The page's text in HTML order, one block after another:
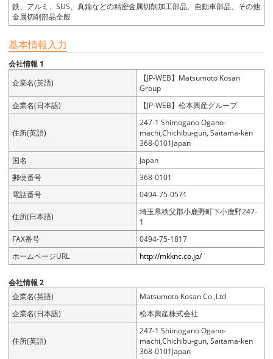
鉄、アルミ、SUS、真鍮などの精密金属切削加工部品、自動車部品、その他
金属切削部品全般
基本情報入力
会社情報 1
企業名(英語)
【JP-WEB】Matsumoto Kosan
Group
企業名(日本語)
【JP-WEB】松本興産グループ
住所(英語)
247-1 Shimogano Ogano-
machi,Chichibu-gun, Saitama-ken
368-0101Japan
国名
Japan
郵便番号
368-0101
電話番号
0494-75-0571
住所(日本語)
埼玉県秩父郡小鹿野町下小鹿野247-
1
FAX番号
0494-75-1817
ホームページURL
http://mkknc.co.jp/
会社情報 2
企業名(英語)
Matsumoto Kosan Co.,Ltd
企業名(日本語)
松本興産株式会社
住所(英語)
247-1 Shimogano Ogano-
machi,Chichibu-gun, Saitama-ken
368-0101Japan